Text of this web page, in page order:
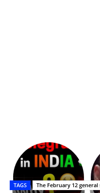
భగవంతుని
ప్రసాదం
తీర్థం..తులసీదళం
లేకుండా
పాన్
Upasana:
భర్తపై
రివెంజ్
TAGS The February 12